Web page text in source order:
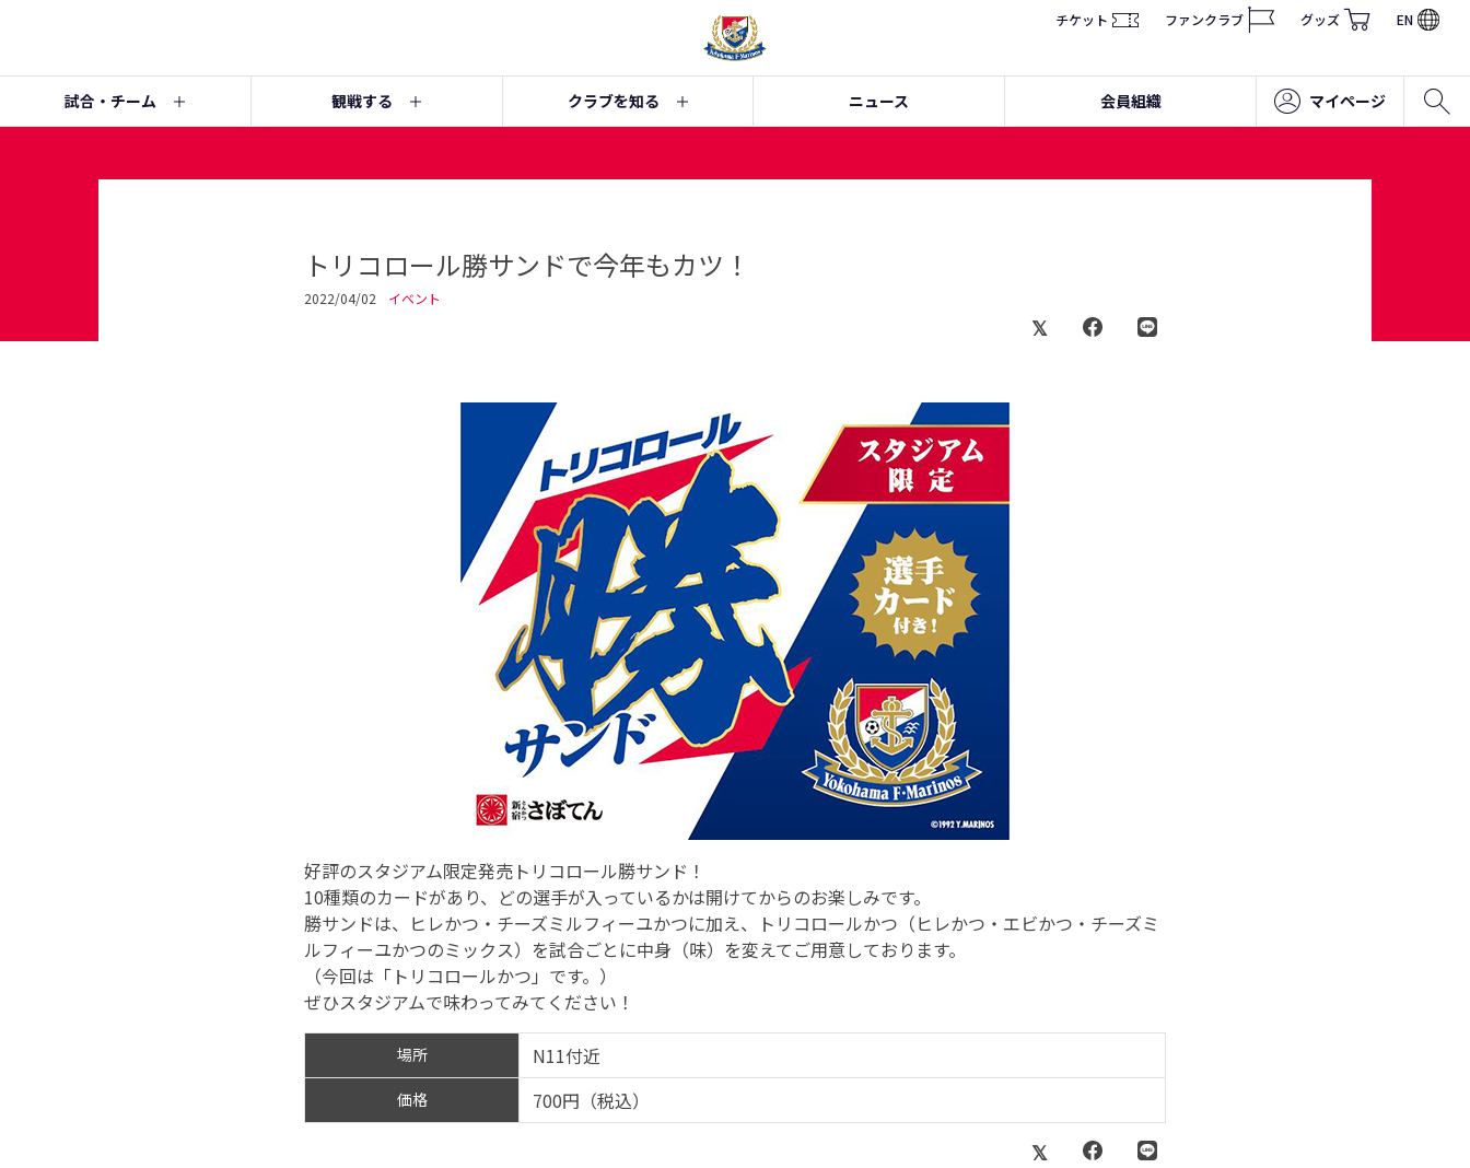
チケット ファンクラブ グッズ EN
試合・チーム 観戦する クラブを知る ニュース 会員組織 マイページ
トリコロール勝サンドで今年もカツ！
2022/04/02 イベント
好評のスタジアム限定発売トリコロール勝サンド！
10種類のカードがあり、どの選手が入っているかは開けてからのお楽しみです。
勝サンドは、ヒレかつ・チーズミルフィーユかつに加え、トリコロールかつ（ヒレかつ・エビかつ・チーズミ
ルフィーユかつのミックス）を試合ごとに中身（味）を変えてご用意しております。
（今回は「トリコロールかつ」です。）
ぜひスタジアムで味わってみてください！
場所 N11付近
価格 700円（税込）